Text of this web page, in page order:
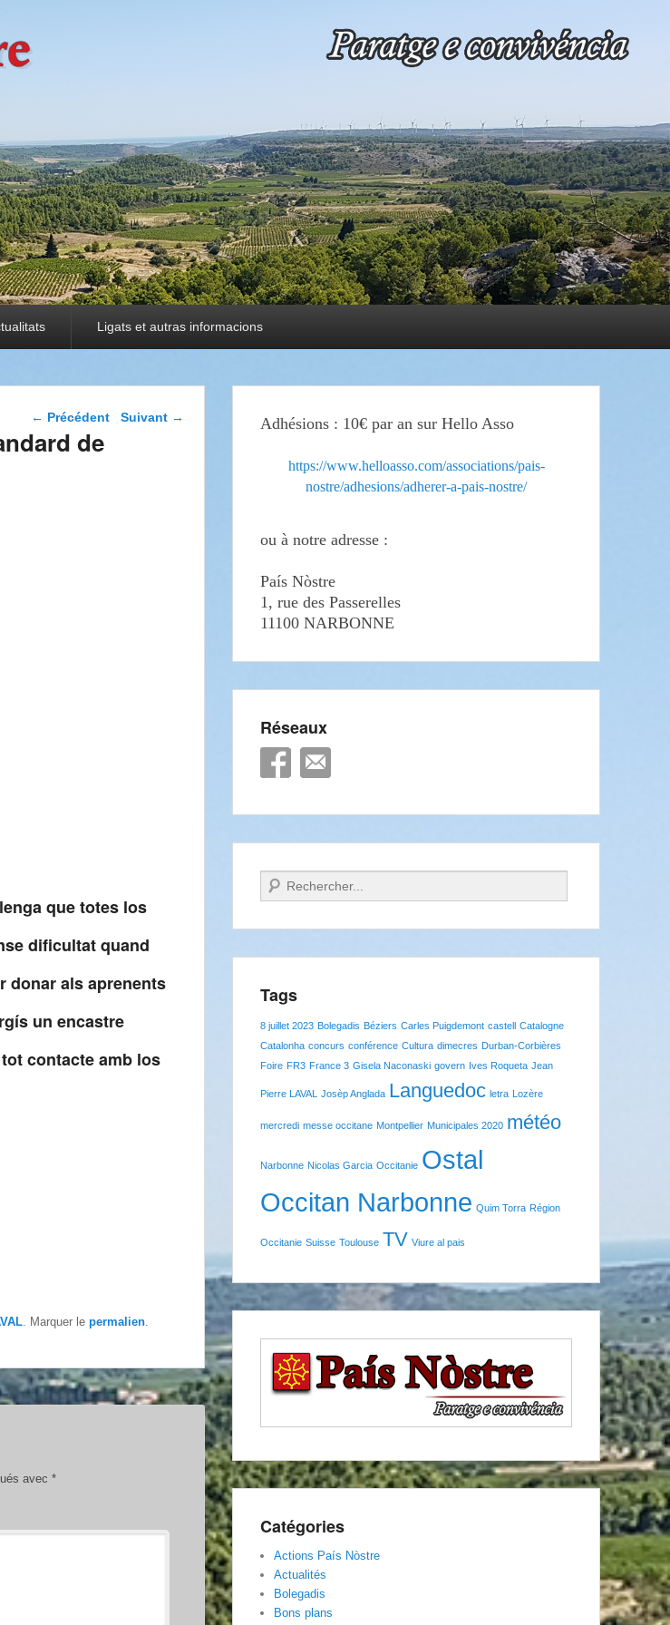
Ligats et autras informacions
Navigation dans les
← Précédent Suivant →
de
que totes los
dificultat quand
donar als aprenents
un encastre
contacte amb los
. Marquer le permalien
avec *
Adhésions : 10€ par an sur Hello Asso
https://www.helloasso.com/associations/pais-
nostre/adhesions/adherer-a-pais-nostre/
ou à notre adresse :
País Nòstre
1, rue des Passerelles
11100 NARBONNE
Réseaux
Recherche
Tags
8 juillet 2023 Bolegadis Béziers Carles Puigdemont castell Catalogne
Catalonha concurs conférence Cultura dimecres Durban-Corbières
Foire FR3 France 3 Gisela Naconaski govern Ives Roqueta Jean
Pierre LAVAL Josèp Anglada Languedoc letra Lozère
mercredi messe occitane Montpellier Municipales 2020 météo
Narbonne Nicolas Garcia Occitanie Ostal
Occitan Narbonne Quim Torra Région
Occitanie Suisse Toulouse TV Viure al pais
Catégories
Actions País Nòstre
Actualités
Bolegadis
Bons plans